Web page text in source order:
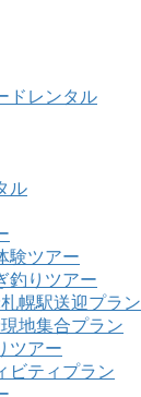
ドレンタル
ル
験ツアー
釣りツアー
幌駅送迎プラン
地集合プラン
ツアー
ビティプラン